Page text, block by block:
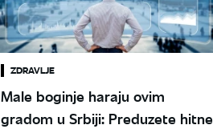
ZDRAVLJE
Male boginje haraju ovim
gradom u Srbiji: Preduzete hitne